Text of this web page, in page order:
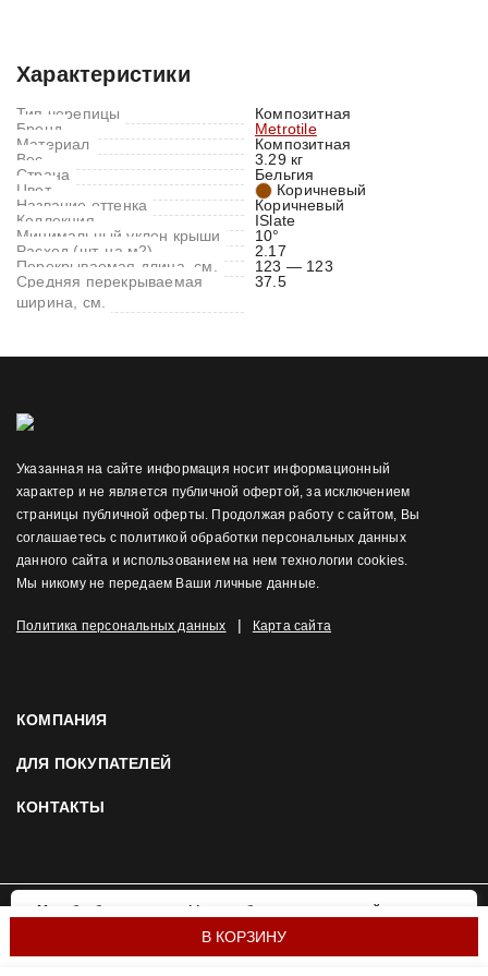
В КОРЗИНУ
Характеристики
Тип черепицы
Композитная
Бренд
Metrotile
Материал
Композитная
Вес
3.29 кг
Страна
Бельгия
Цвет
Коричневый
Название оттенка
Коричневый
Коллекция
ISlate
Минимальный уклон крыши
10°
Расход (шт. на м2)
2.17
Перекрываемая длина, см.
123 — 123
Средняя перекрываемая
ширина, см.
37.5
Указанная на сайте информация носит информационный
характер и не является публичной офертой, за исключением
страницы публичной оферты. Продолжая работу с сайтом, Вы
соглашаетесь с политикой обработки персональных данных
данного сайта и использованием на нем технологии cookies.
Мы никому не передаем Ваши личные данные.
Политика персональных данных | Карта сайта
КОМПАНИЯ
ДЛЯ ПОКУПАТЕЛЕЙ
КОНТАКТЫ
Мы обрабатываем cookies, чтобы сделать наш сайт
политика использования cookies.